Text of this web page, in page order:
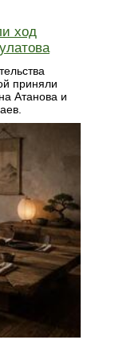
ход
приняли
Атанова и